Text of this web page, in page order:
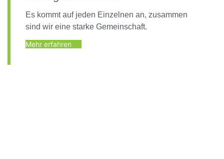
Es kommt auf jeden Einzelnen an, zusammen
sind wir eine starke Gemeinschaft.
Mehr erfahren